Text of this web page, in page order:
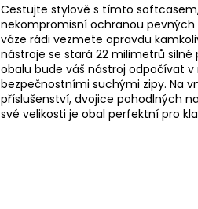
Cestujte stylově s tímto
nekompromisní ochranou pevných
váze rádi vezmete opravdu
nástroje se stará 22 milimetrů
obalu bude váš nástroj odpočívat
bezpečnostními suchými zipy. Na
příslušenství, dvojice pohodlných
své velikosti je obal perfektní pro